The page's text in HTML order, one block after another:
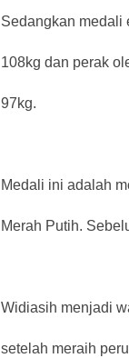
Sedangkan medali
108kg dan perak
97kg.
Medali ini adalah
Merah Putih.
Widiasih menjadi
setelah meraih